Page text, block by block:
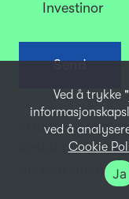
Investinor
Vi lagrer
kontakt med
Ved å trykke
ved å
Cookie
Ja